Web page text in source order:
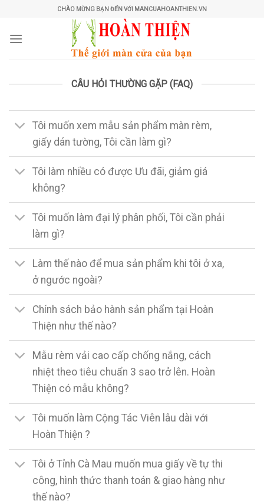
content
CHÀO MỪNG BẠN ĐẾN VỚI MANCUAHOANTHIEN.VN
CÂU HỎI THƯỜNG GẶP (FAQ)
Tôi muốn xem mẫu sản phẩm màn rèm,
giấy dán tường, Tôi cần làm gì?
Tôi làm nhiều có được Ưu đãi, giảm giá
không?
Tôi muốn làm đại lý phân phối, Tôi cần phải
làm gì?
Làm thế nào để mua sản phẩm khi tôi ở xa,
ở ngước ngoài?
Chính sách bảo hành sản phẩm tại Hoàn
Thiện như thế nào?
Mẫu rèm vải cao cấp chống nắng, cách
nhiệt theo tiêu chuẩn 3 sao trở lên. Hoàn
Thiện có mẫu không?
Tôi muốn làm Cộng Tác Viên lâu dài với
Hoàn Thiện ?
Tôi ở Tỉnh Cà Mau muốn mua giấy về tự thi
công, hình thức thanh toán & giao hàng như
thế nào?